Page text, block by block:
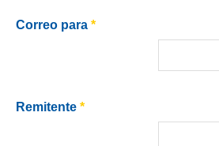
Correo para *
Remitente *